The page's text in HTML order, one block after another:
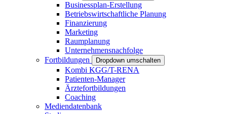
Businessplan-Erstellung
Betriebswirtschaftliche Planung
Finanzierung
Marketing
Raumplanung
Unternehmensnachfolge
Fortbildungen
Dropdown umschalten
Kombi KGG/T-RENA
Patienten-Manager
Ärztefortbildungen
Coaching
Mediendatenbank